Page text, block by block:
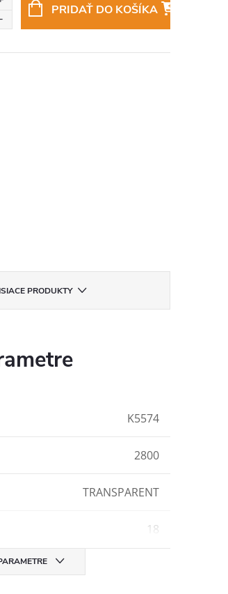
PRIDAŤ DO KOŠÍKA
PRODUKTY
K5574
2800
TRANSPARENT
18